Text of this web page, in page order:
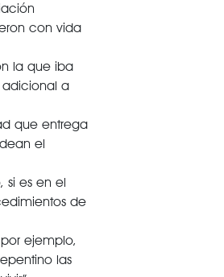
con vida
la que iba
adicional a
que entrega
el
si es en el
de
ejemplo,
las